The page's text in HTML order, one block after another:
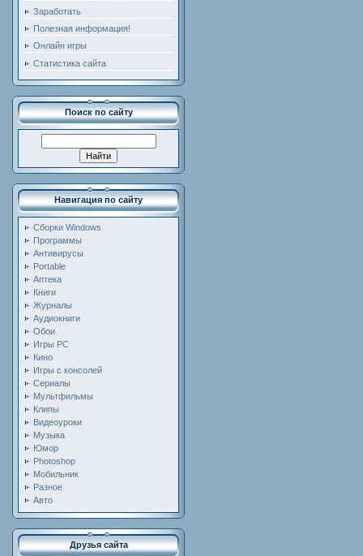
Заработать
Полезная информация!
Онлайн игры
Статистика сайта
Поиск по сайту
Навигация по сайту
Сборки Windows
Программы
Антивирусы
Portable
Аптека
Книги
Журналы
Аудиокниги
Обои
Игры PC
Кино
Игры с консолей
Сериалы
Мультфильмы
Клипы
Видеоуроки
Музыка
Юмор
Photoshop
Мобильник
Разное
Авто
Друзья сайта